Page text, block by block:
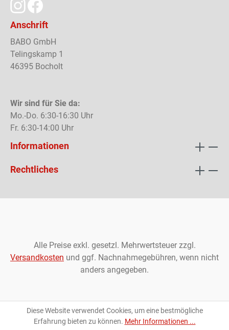
Anschrift
BABO GmbH
Telingskamp 1
46395 Bocholt
Wir sind für Sie da:
Mo.-Do. 6:30-16:30 Uhr
Fr. 6:30-14:00 Uhr
Informationen
Rechtliches
Alle Preise exkl. gesetzl. Mehrwertsteuer zzgl.
Versandkosten und ggf. Nachnahmegebühren, wenn nicht
anders angegeben.
Diese Website verwendet Cookies, um eine bestmögliche
Erfahrung bieten zu können. Mehr Informationen ...